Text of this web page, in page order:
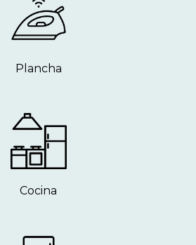
Plancha
Cocina